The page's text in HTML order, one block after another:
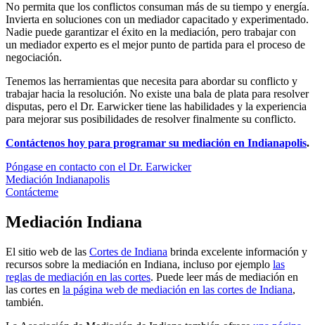
No permita que los conflictos consuman más de su tiempo y energía.
Invierta en soluciones con un mediador capacitado y experimentado.
Nadie puede garantizar el éxito en la mediación, pero trabajar con
un mediador experto es el mejor punto de partida para el proceso de
negociación.
Tenemos las herramientas que necesita para abordar su conflicto y
trabajar hacia la resolución. No existe una bala de plata para resolver
disputas, pero el Dr. Earwicker tiene las habilidades y la experiencia
para mejorar sus posibilidades de resolver finalmente su conflicto.
Contáctenos hoy para programar su mediación en Indianapolis.
Póngase en contacto con el Dr. Earwicker
Mediación Indianapolis
Contácteme
Mediación Indiana
El sitio web de las Cortes de Indiana brinda excelente información y
recursos sobre la mediación en Indiana, incluso por ejemplo las
reglas de mediación en las cortes. Puede leer más de mediación en
las cortes en la página web de mediación en las cortes de Indiana,
también.